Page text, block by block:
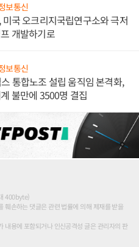
보통신
미국 오크리지국립연구소와 극저
개발하기로
보통신
통합노조 설립 움직임 본격화,
불만에 3500명 결집
400byte)
훼손하는 댓글은 관련 법률에 의해 제재를 받을
내용에 포함되거나 인신공격성 글은 관리자의 판